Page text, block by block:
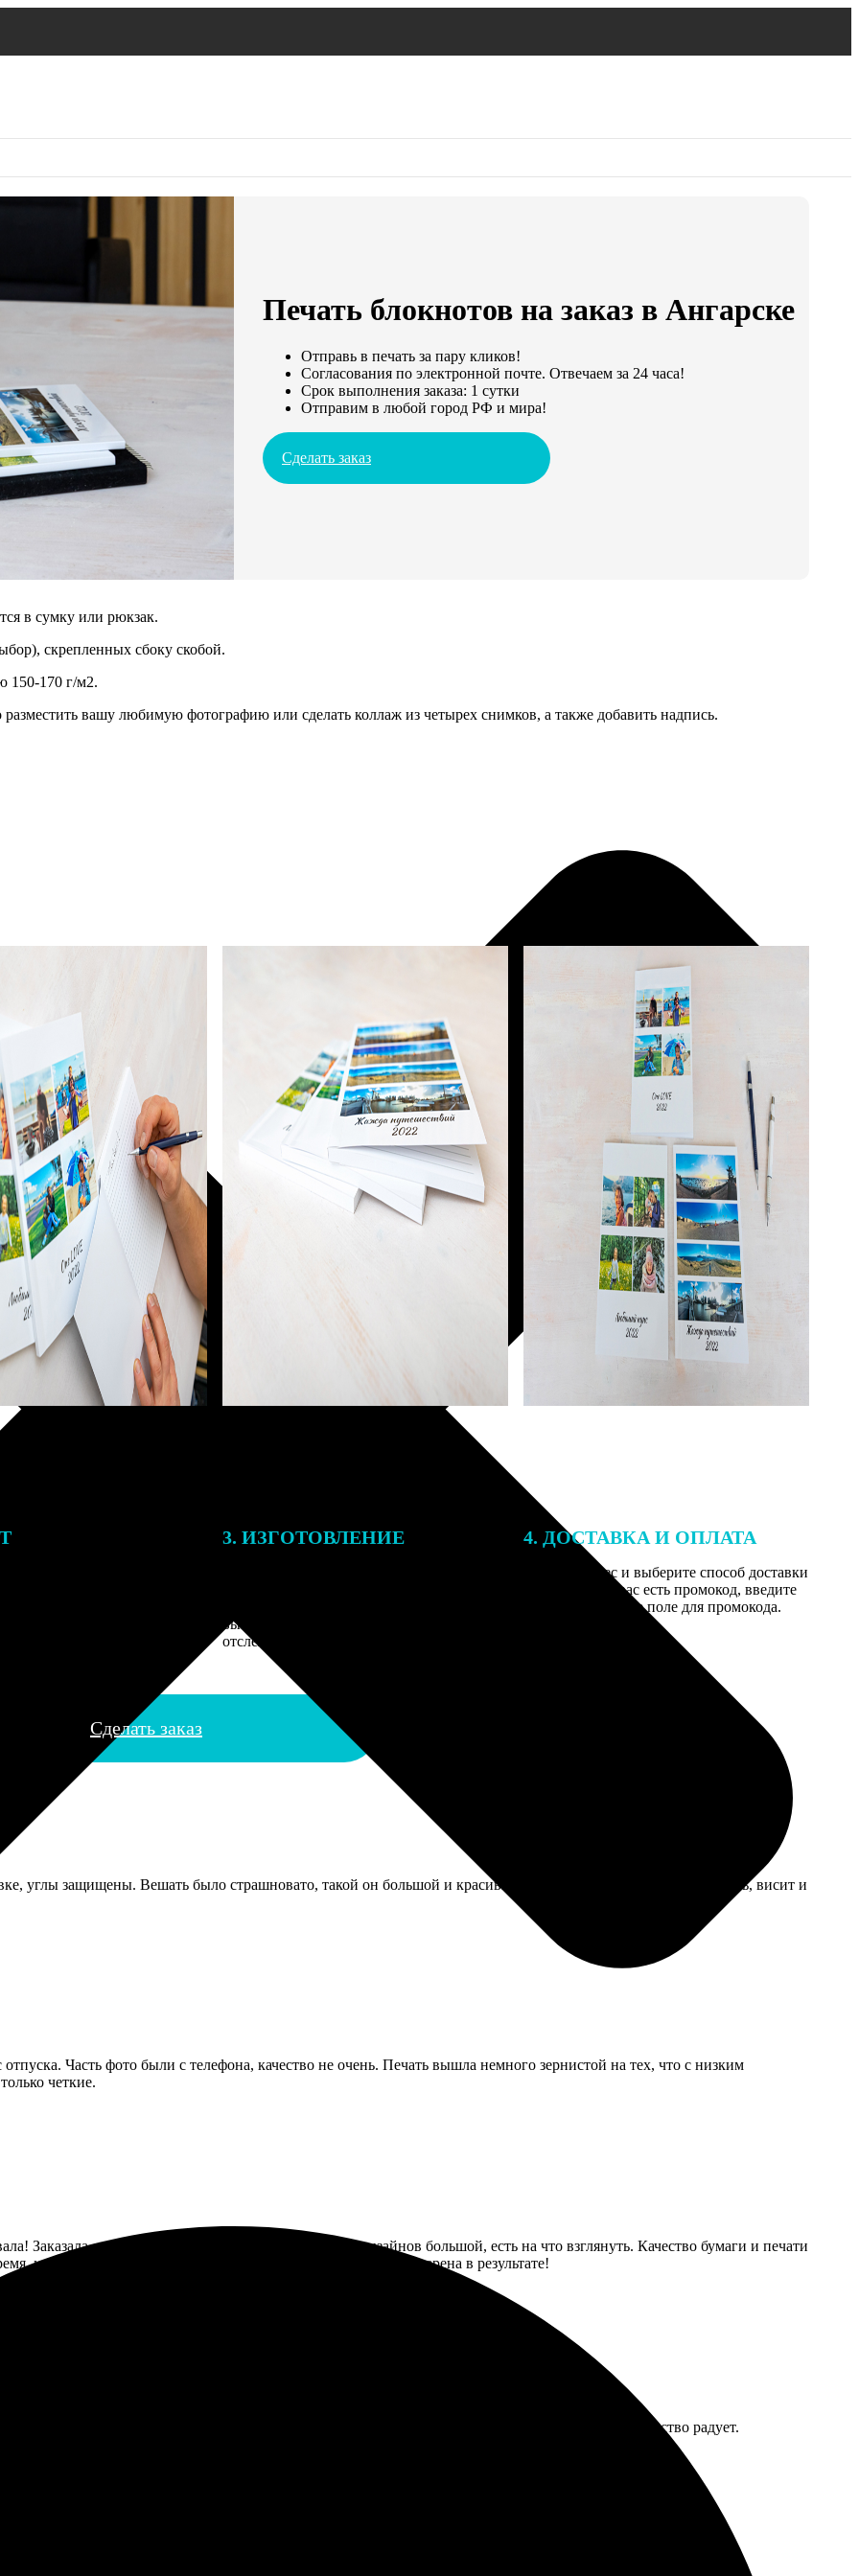
Печать блокнотов на заказ в Ангарске
Отправь в печать за пару кликов!
Согласования по электронной почте. Отвечаем за 24 часа!
Срок выполнения заказа: 1 сутки
Отправим в любой город РФ и мира!
Сделать заказ
в сумку или рюкзак.
скрепленных сбоку скобой.
150-170 г/м2.
вашу любимую фотографию или сделать коллаж из четырех снимков, а также добавить надпись.
3. ИЗГОТОВЛЕНИЕ
вы получите письмо с трек-номером для
отслеживания.
4. ДОСТАВКА И ОПЛАТА
Введите адрес и выберите способ доставки
заказа. Если у вас есть промокод, введите
его в специальное поле для промокода.
Сделать заказ
углы защищены. Вешать было страшновато, такой он большой и красивый, боялась повредить. Всё обошлось, висит и
Часть фото были с телефона, качество не очень. Печать вышла немного зернистой на тех, что с низким
четкие.
Заказала легко, сайт интуитивно понятен. Выбор дизайнов большой, есть на что взглянуть. Качество бумаги и печати
никаких задержек. В следующий раз снова закажу здесь, уверена в результате!
быстро и аккуратно. Процесс оформления прост и удобен. Блокноты выглядят отлично, качество радует.